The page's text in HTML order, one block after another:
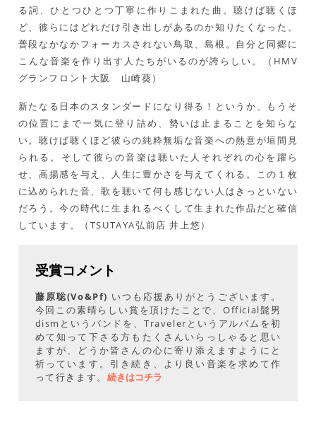
る詞、ひとつひとつ丁寧に作りこまれた曲。聴けば聴くほ
ど、彼らにはどれだけ引き出しがあるのか知りたくなった。
普段なかなかフォーカスされない鳥取、島根。自分と同郷に
こんな音楽を作り出す人たちがいるのが誇らしい。（HMV
グランフロント大阪 山崎葵）
新たなる日本のスタンダードになり得る！というか、もうそ
の位置にまで一気に登り詰め、勢いは止まることを知らな
い。聴けば聴くほど彼らの純粋無垢な音楽への熱意が垣間見
られる。そして彼らの音楽は聴いた人それぞれの心を躍ら
せ、高揚感を与え、人生に豊かさを与えてくれる。この１枚
に込められた音、歌を聴いて何も感じない人はきっといない
だろう。今の時代に生まれるべくして生まれた作品だと確信
しています。（TSUTAYA弘前店 井上悠）
受賞コメント
藤原聡(Vo&Pf) いつも応援ありがとうございます。
今回この素晴らしい賞を頂けたことで、Official髭男
dismというバンドを、Travelerというアルバムを初
めて知って下さる方もたくさんいらっしゃると思い
ますが、どうか皆さんの心に寄り添えますようにと
祈っています。引き続き、より良い音楽を求めて作
って行きます。 続きはコチラ